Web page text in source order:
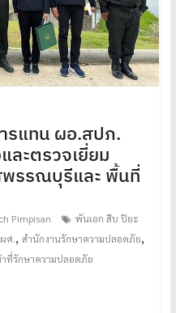
รแทน ผอ.สปภ.
ละตรวจเยี่ยม
พรรณบุรีและ พื้นที่
Pimpisan
พันเอก สืบ ปิยะ
ศ., สำนักงานรักษาความปลอดภัย,
าที่รักษาความปลอดภัย